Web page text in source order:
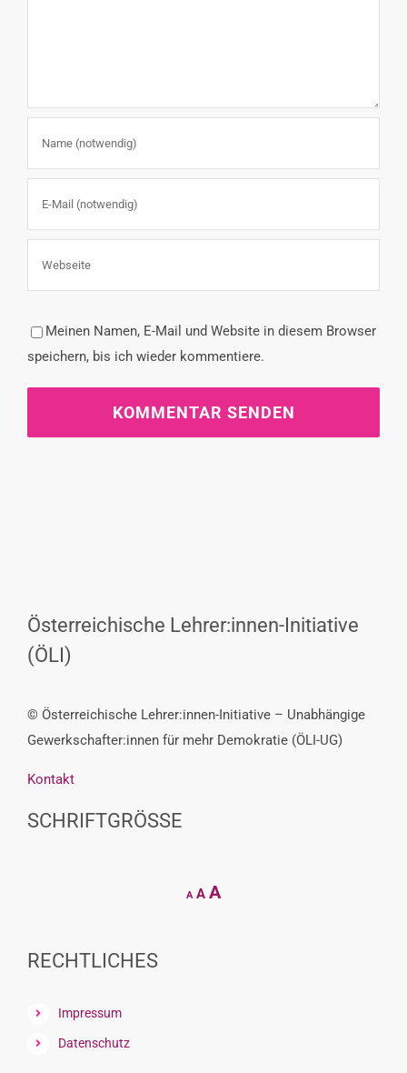
Meinen Namen, E-Mail und Website in diesem Browser
speichern, bis ich wieder kommentiere.
Österreichische Lehrer:innen-Initiative
(ÖLI)
© Österreichische Lehrer:innen-Initiative – Unabhängige
Gewerkschafter:innen für mehr Demokratie (ÖLI-UG)
Kontakt
SCHRIFTGRÖSSE
A
Decrease
font
A Reset
AIncrease
RECHTLICHES
Impressum
Datenschutz